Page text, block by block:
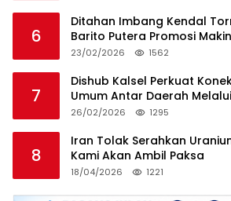
6
Ditahan Imbang Kendal
Barito Putera Promosi
23/02/2026 1562
7
Dishub Kalsel Perkuat
Umum Antar Daerah
26/02/2026 1295
8
Iran Tolak Serahkan
Kami Akan Ambil Paksa
18/04/2026 1221